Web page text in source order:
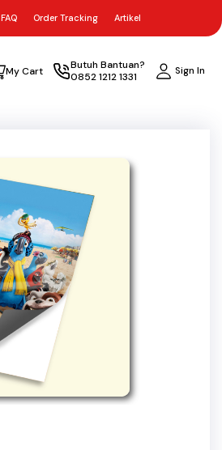
FAQ Order Tracking Artikel
My Cart
Butuh Bantuan?
0852 1212 1331
Sign In